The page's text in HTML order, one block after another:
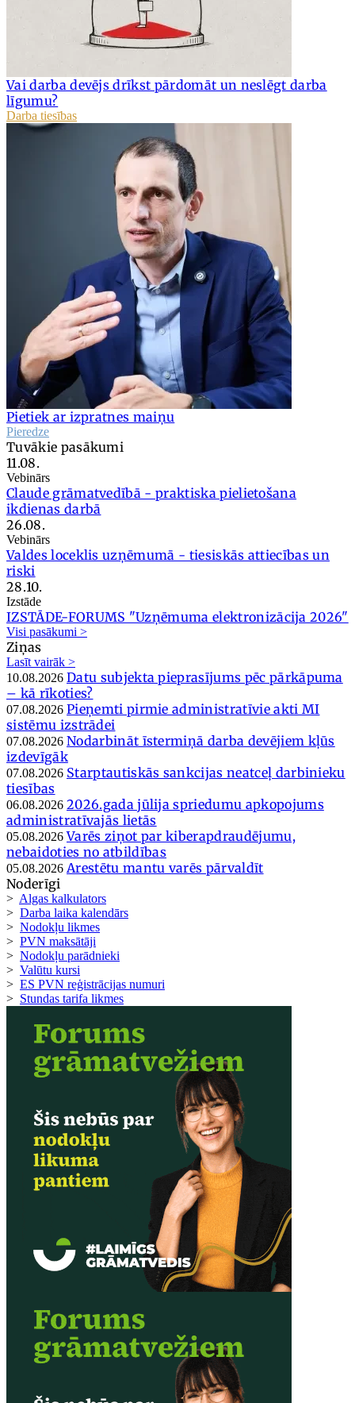
Vai darba devējs drīkst pārdomāt un neslēgt darba
līgumu?
Darba tiesības
Pietiek ar izpratnes maiņu
Pieredze
Tuvākie pasākumi
11.08.
Vebinārs
Claude grāmatvedībā - praktiska pielietošana
ikdienas darbā
26.08.
Vebinārs
Valdes loceklis uzņēmumā - tiesiskās attiecības un
riski
28.10.
Izstāde
IZSTĀDE-FORUMS "Uzņēmuma elektronizācija 2026"
Visi pasākumi >
Ziņas
Lasīt vairāk >
10.08.2026 Datu subjekta pieprasījums pēc pārkāpuma
– kā rīkoties?
07.08.2026 Pieņemti pirmie administratīvie akti MI
sistēmu izstrādei
07.08.2026 Nodarbināt īstermiņā darba devējiem kļūs
izdevīgāk
07.08.2026 Starptautiskās sankcijas neatceļ darbinieku
tiesības
06.08.2026 2026.gada jūlija spriedumu apkopojums
administratīvajās lietās
05.08.2026 Varēs ziņot par kiberapdraudējumu,
nebaidoties no atbildības
05.08.2026 Arestētu mantu varēs pārvaldīt
Noderīgi
> Algas kalkulators
> Darba laika kalendārs
> Nodokļu likmes
> PVN maksātāji
> Nodokļu parādnieki
> Valūtu kursi
> ES PVN reģistrācijas numuri
> Stundas tarifa likmes